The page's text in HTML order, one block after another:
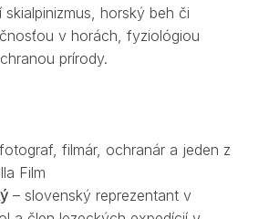
skialpinizmus, horský beh či
v horách, fyziológiou
prírody.
filmár, ochranár a jeden z
Film
– slovenský reprezentant v